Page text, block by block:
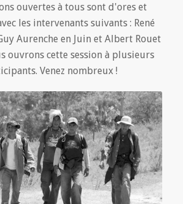
ouvertes à tous sont d'ores et
les intervenants suivants : René
Aurenche en Juin et Albert Rouet
ouvrons cette session à plusieurs
Venez nombreux !